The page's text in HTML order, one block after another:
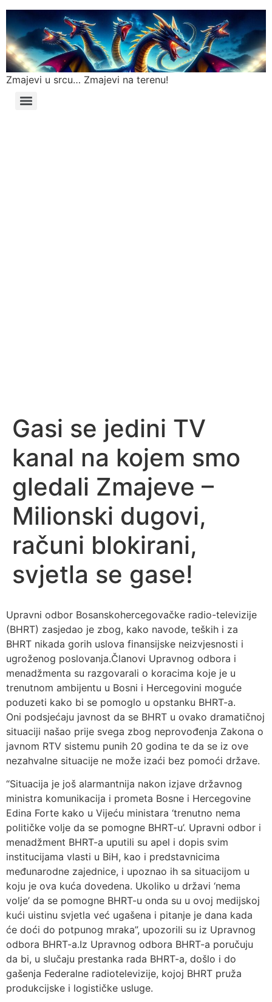
Zmajevi u srcu… Zmajevi na terenu!
Gasi se jedini TV
kanal na kojem smo
gledali Zmajeve –
Milionski dugovi,
računi blokirani,
svjetla se gase!
Upravni odbor Bosanskohercegovačke radio-televizije
(BHRT) zasjedao je zbog, kako navode, teških i za
BHRT nikada gorih uslova finansijske neizvjesnosti i
ugroženog poslovanja.Članovi Upravnog odbora i
menadžmenta su razgovarali o koracima koje je u
trenutnom ambijentu u Bosni i Hercegovini moguće
poduzeti kako bi se pomoglo u opstanku BHRT-a.
Oni podsjećaju javnost da se BHRT u ovako dramatičnoj
situaciji našao prije svega zbog neprovođenja Zakona o
javnom RTV sistemu punih 20 godina te da se iz ove
nezahvalne situacije ne može izaći bez pomoći države.
“Situacija je još alarmantnija nakon izjave državnog
ministra komunikacija i prometa Bosne i Hercegovine
Edina Forte kako u Vijeću ministara ‘trenutno nema
političke volje da se pomogne BHRT-u’. Upravni odbor i
menadžment BHRT-a uputili su apel i dopis svim
institucijama vlasti u BiH, kao i predstavnicima
međunarodne zajednice, i upoznao ih sa situacijom u
koju je ova kuća dovedena. Ukoliko u državi ‘nema
volje’ da se pomogne BHRT-u onda su u ovoj medijskoj
kući uistinu svjetla već ugašena i pitanje je dana kada
će doći do potpunog mraka”, upozorili su iz Upravnog
odbora BHRT-a.Iz Upravnog odbora BHRT-a poručuju
da bi, u slučaju prestanka rada BHRT-a, došlo i do
gašenja Federalne radiotelevizije, kojoj BHRT pruža
produkcijske i logističke usluge.